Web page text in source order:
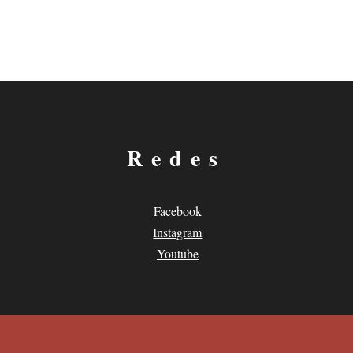
Redes
Facebook
Instagram
Youtube